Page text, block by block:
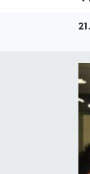
GÜNDEM
KÜLTÜR
ÖZEL